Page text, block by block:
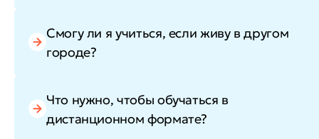
Смогу ли я учиться, если живу в другом
городе?
Что нужно, чтобы обучаться в
дистанционном формате?